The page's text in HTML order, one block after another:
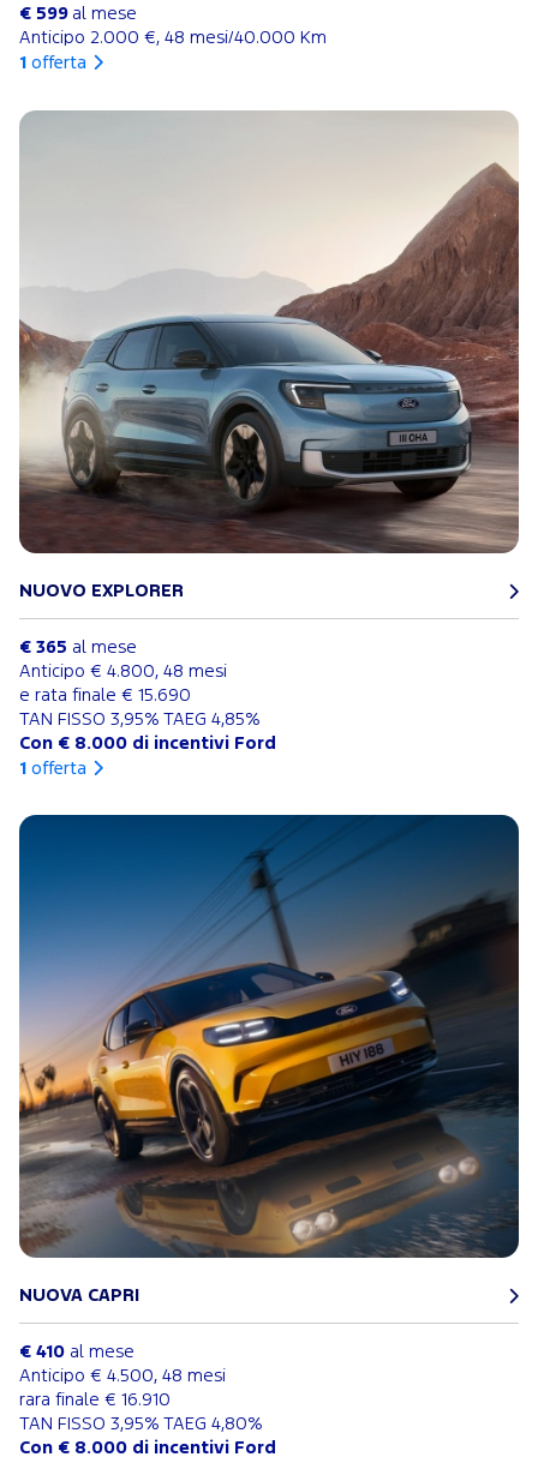
€ 599 al mese
Anticipo 2.000 €, 48 mesi/40.000 Km
1 offerta
NUOVO EXPLORER
€ 365 al mese
Anticipo € 4.800, 48 mesi
e rata finale € 15.690
TAN FISSO 3,95% TAEG 4,85%
Con € 8.000 di incentivi Ford
1 offerta
NUOVA CAPRI
€ 410 al mese
Anticipo € 4.500, 48 mesi
rara finale € 16.910
TAN FISSO 3,95% TAEG 4,80%
Con € 8.000 di incentivi Ford